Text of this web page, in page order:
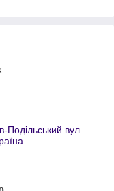
Подільський вул.